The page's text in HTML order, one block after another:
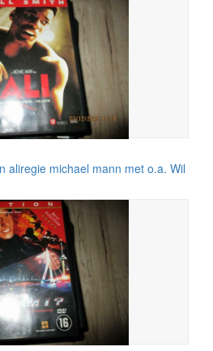
aliregie michael mann met o.a. Wil